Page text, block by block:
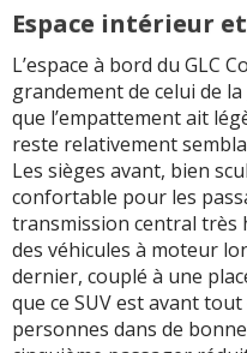
Espace intérieur
L’espace à bord du GLC
grandement de celui de
que l’empattement ait
reste relativement
Les sièges avant, bien
confortable pour les
transmission central très
des véhicules à moteur
dernier, couplé à une
que ce SUV est avant
personnes dans de